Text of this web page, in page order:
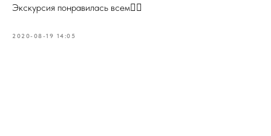
Экскурсия понравилась всем👍🏻
2020-08-19 14:05